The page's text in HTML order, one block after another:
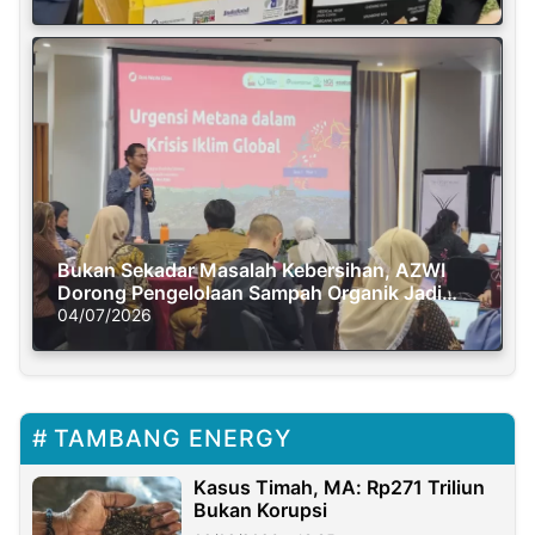
Bukan Sekadar Masalah Kebersihan, AZWI
Dorong Pengelolaan Sampah Organik Jadi
Solusi Krisis Iklim
04/07/2026
TAMBANG ENERGY
Kasus Timah, MA: Rp271 Triliun
Bukan Korupsi